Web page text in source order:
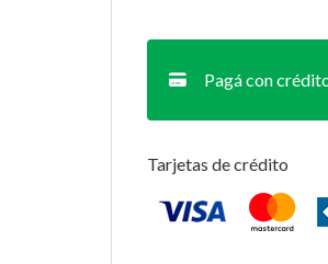
Pagá con
Tarjetas de crédito